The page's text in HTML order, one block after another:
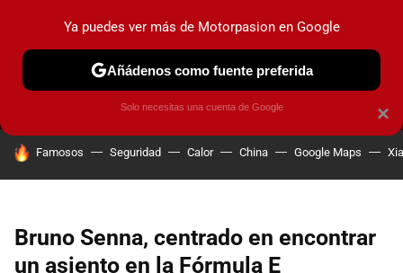
MENÚ NUEVO
COCHES ELÉCTRICOS OBSERVATORIO
HOY SE HABLA DE
Famosos Seguridad Calor China Google Maps
Bruno Senna, centrado en encontrar
un asiento en la Fórmula E
×
Ya puedes ver más de Motorpasion en Google
Añádenos como fuente preferida
Solo necesitas una cuenta de Google